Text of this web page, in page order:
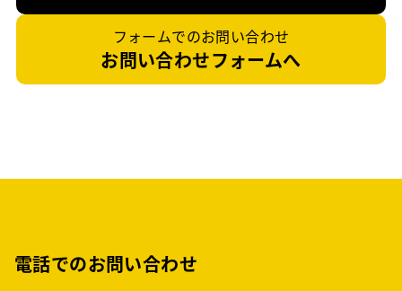
フォームでのお問い合わせ
お問い合わせフォームへ
電話でのお問い合わせ